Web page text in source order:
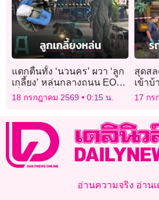
แตกตื่นทั้ง ‘นวนคร’ ผวา ‘ลูก
เกลี้ยง’ หล่นกลางถนน EOD
เก็บกู้ พบเป็นเพียง ‘โมเดล
ระเบิด M67’
18 กรกฎาคม 2569 0:15 น.
สุดส
เข้าบ้
60”
17 กร
อ่านความจริง อ่าน